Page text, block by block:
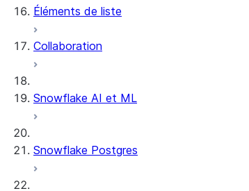
DCM Projects
Projets dbt sur Snowflake
Éléments de liste
Collaboration
Snowflake AI et ML
Snowflake Postgres